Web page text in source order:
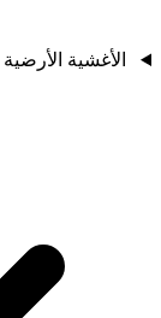
الأغشية الأرضية